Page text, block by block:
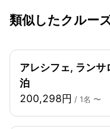
類似したクルー
アレシフェ, ラン
泊
200,298円 / 1名 〜